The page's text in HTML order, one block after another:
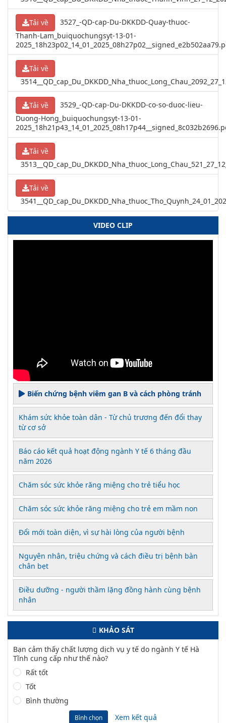
Tải về
3527_-QD-cap-Du-DKKDD-Quay-thuoc-
Thanh-Lam_buiquochungsyt-13-01-
Tải về
Tải về
3529_-QD-cap-Du-DKKDD-co-so-duoc-lieu-
Duong-Hong_buiquochungsyt-13-01-
Tải về
Tải về
VIDEO CLIP
Biến chứng bệnh viêm gan B và cách phòng tránh
Khám sức khỏe toàn dân - Từ chủ trương đến đổi thay
từ cơ sở
Báo cáo kết quả hoạt động ngành Y tế 6 tháng đầu
năm 2026
Chăm sóc sức khỏe răng miệng cho trẻ tiểu học
Chăm sóc sức khỏe răng miệng cho trẻ em mầm non
Đổi mới toàn diện, vì sự hài lòng của người bệnh
Nguyên nhân, triệu chứng và cách điều trị bệnh bàn
chân bẹt
Điều dưỡng - người thầm lặng đồng hành cùng bệnh
nhân
KHẢO SÁT
Bạn cảm thấy chất lượng dịch vụ y tế do ngành Y tế Hà
Tĩnh cung cấp như thế nào?
Rất tốt
Tốt
Bình thường
Bình chọn Xem kết quả